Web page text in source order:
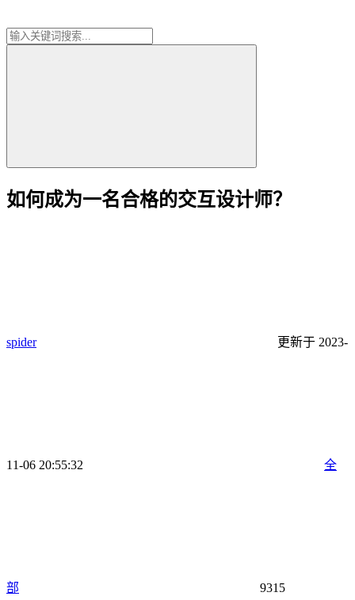
如何成为一名合格的交互设计师？
spider 更新于 2023-
11-06 20:55:32 全
部 9315